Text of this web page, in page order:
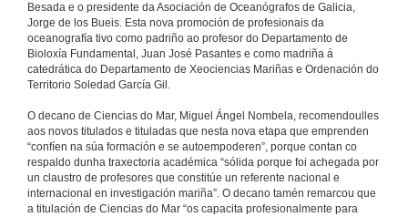
Besada e o presidente da Asociación de Oceanógrafos de Galicia,
Jorge de los Bueis. Esta nova promoción de profesionais da
oceanografía tivo como padriño ao profesor do Departamento de
Bioloxía Fundamental, Juan José Pasantes e como madriña á
catedrática do Departamento de Xeociencias Mariñas e Ordenación do
Territorio Soledad García Gil.
O decano de Ciencias do Mar, Miguel Ángel Nombela, recomendoulles
aos novos titulados e tituladas que nesta nova etapa que emprenden
“confíen na súa formación e se autoempoderen”, porque contan co
respaldo dunha traxectoria académica “sólida porque foi achegada por
un claustro de profesores que constitúe un referente nacional e
internacional en investigación mariña”. O decano tamén remarcou que
a titulación de Ciencias do Mar “os capacita profesionalmente para
7 de xuño de 2019
Actuación Musical del grupo Ventoleira
7 de xuño de 2019